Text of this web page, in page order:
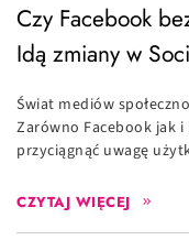
Czy Facebook
Idą zmiany w
Świat mediów
Zarówno Facebook jak
przyciągnąć uwagę
CZYTAJ WIĘCEJ